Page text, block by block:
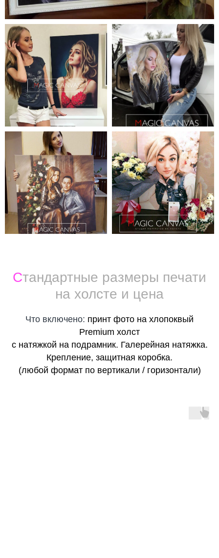
Стандартные размеры печати
на холсте и цена
Что включено: принт фото на хлопоквый
Premium холст
с натяжкой на подрамник. Галерейная натяжка.
Крепление, защитная коробка.
(любой формат по вертикали / горизонтали)